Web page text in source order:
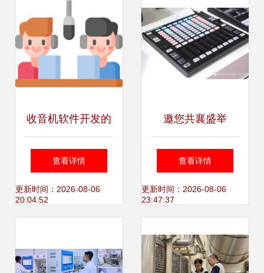
件开发新突破
收音机软件开发的
过去、现在与未来
从模拟信号到数字
查看详情
更新时间：2026-08-06
20:04:52
邀您共襄盛举
2018上海国际软件
开发技术展览会免
查看详情
更新时间：2026-08-06
23:47:37